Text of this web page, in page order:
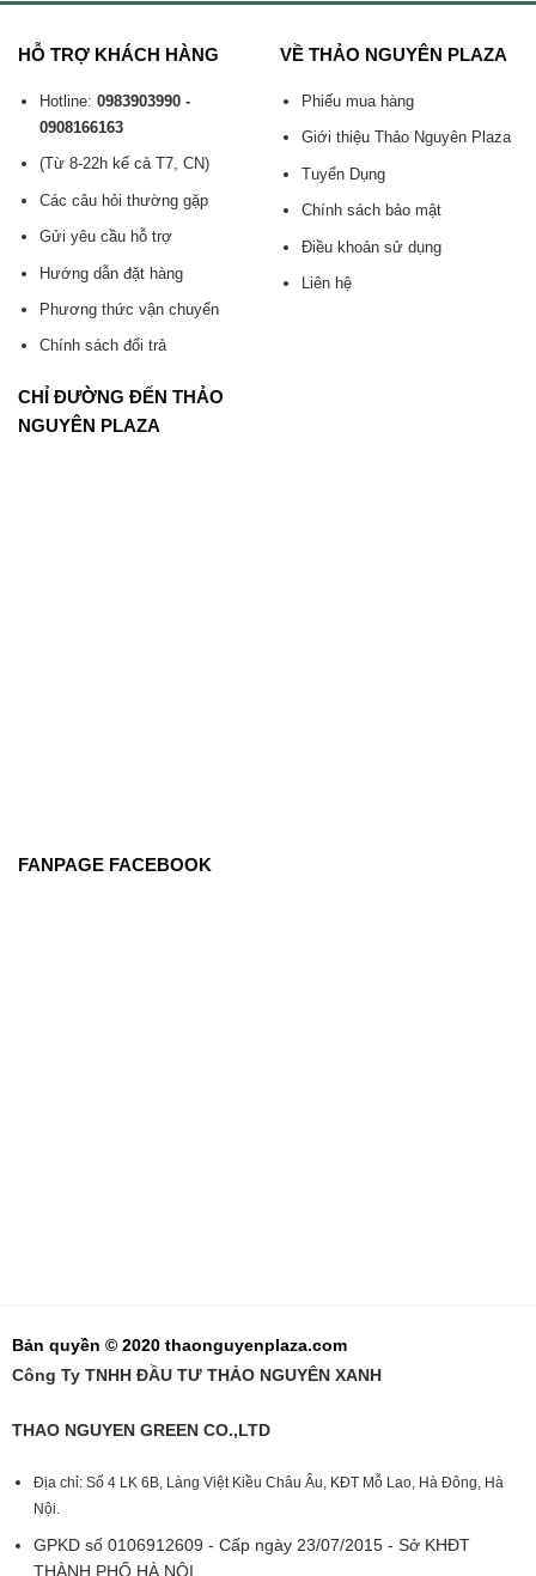
HỖ TRỢ KHÁCH HÀNG
Hotline: 0983903990 -
0908166163
(Từ 8-22h kể cả T7, CN)
Các câu hỏi thường gặp
Gửi yêu cầu hỗ trợ
Hướng dẫn đặt hàng
Phương thức vận chuyển
Chính sách đổi trả
VỀ THẢO NGUYÊN PLAZA
Phiếu mua hàng
Giới thiệu Thảo Nguyên Plaza
Tuyển Dụng
Chính sách bảo mật
Điều khoản sử dụng
Liên hệ
CHỈ ĐƯỜNG ĐẾN THẢO
NGUYÊN PLAZA
FANPAGE FACEBOOK
Bản quyền © 2020 thaonguyenplaza.com
Công Ty TNHH ĐẦU TƯ THẢO NGUYÊN XANH
THAO NGUYEN GREEN CO.,LTD
Địa chỉ: Số 4 LK 6B, Làng Việt Kiều Châu Âu, KĐT Mỗ Lao, Hà Đông, Hà
Nội.
GPKD số 0106912609 - Cấp ngày 23/07/2015 - Sở KHĐT
THÀNH PHỐ HÀ NỘI